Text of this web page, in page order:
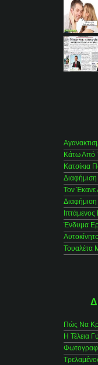
Κάτω Από
Κατσίκια
Τον Έκανε
Ιπτάμενος
Ένδυμα
Τουαλέτα
Πώς Να
Η Τέλεια